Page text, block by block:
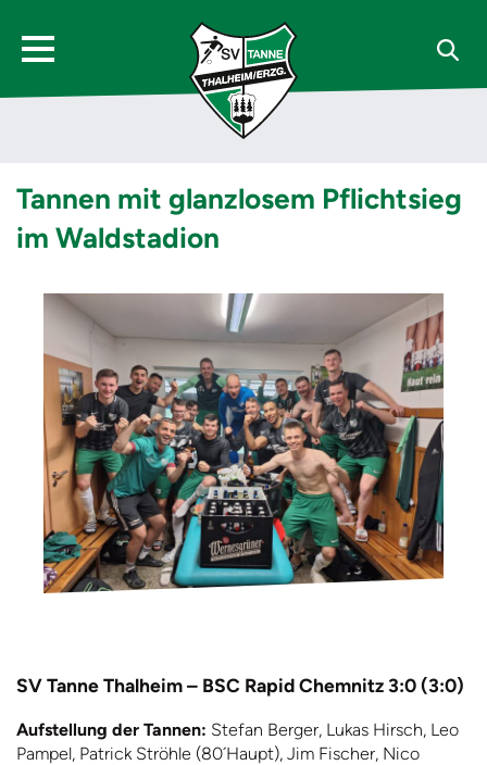
Tannen mit glanzlosem Pflichtsieg
im Waldstadion
SV Tanne Thalheim – BSC Rapid Chemnitz 3:0 (3:0)
Aufstellung der Tannen: Stefan Berger, Lukas Hirsch, Leo
Pampel, Patrick Ströhle (80´Haupt), Jim Fischer, Nico